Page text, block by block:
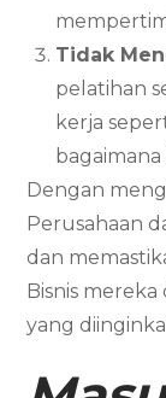
Tidak
pelatihan
kerja
Dengan
Perusahaan
dan
Bisnis
yang